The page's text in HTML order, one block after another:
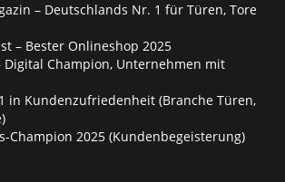
– Deutschlands Nr. 1 für Türen, Tore
– Bester Onlineshop 2025
Digital Champion, Unternehmen mit
1 in Kundenzufriedenheit (Branche Türen,
Champion 2025 (Kundenbegeisterung)